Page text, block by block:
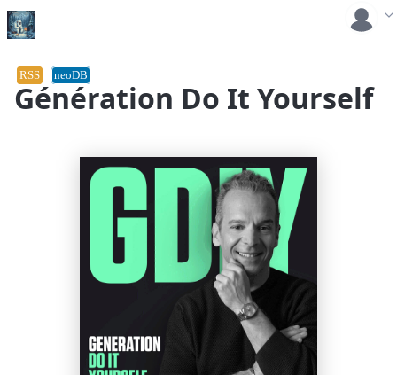
Génération Do It Yourself
RSS neoDB